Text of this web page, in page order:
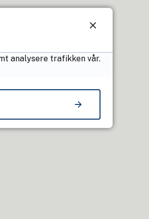
analysere trafikken vår.